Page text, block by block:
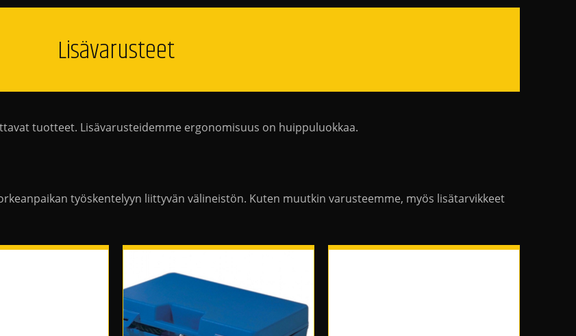
Lisävarusteet
tuotteet. Lisävarusteidemme ergonomisuus on huippuluokkaa.
työskentelyyn liittyvän välineistön. Kuten muutkin varusteemme, myös lisätarvikkeet